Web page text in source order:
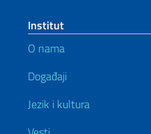
Institut
O nama
Događaji
Jezik i kultura